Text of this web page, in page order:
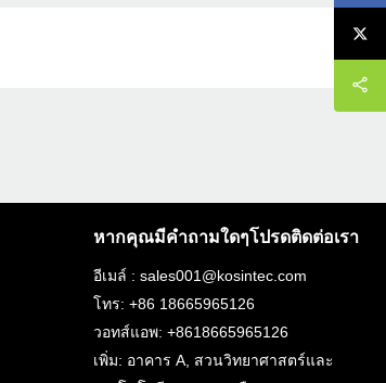
หากคุณมีคำถามใดๆโปรดติดต่อเรา
อีเมล์ : sales001@kosintec.com
โทร: +86 18665965126
วอทส์แอพ: +8618665965126
เพิ่ม: อาคาร A, สวนวิทยาศาสตร์และ